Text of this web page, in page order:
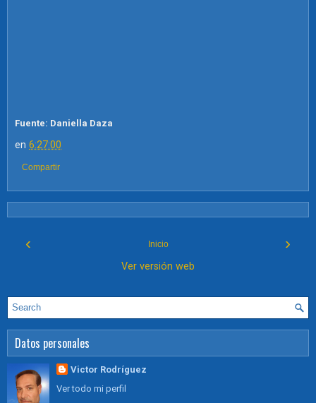
Fuente: Daniella Daza
en 6:27:00
Compartir
‹ ›
Inicio
Ver versión web
Datos personales
Victor Rodríguez
Ver todo mi perfil